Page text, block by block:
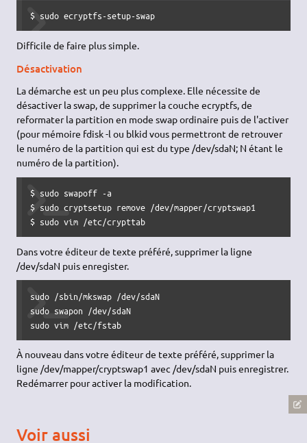
$ sudo ecryptfs-setup-swap
Difficile de faire plus simple.
Désactivation
La démarche est un peu plus complexe. Elle nécessite de
désactiver la swap, de supprimer la couche ecryptfs, de
reformater la partition en mode swap ordinaire puis de l'activer
(pour mémoire fdisk -l ou blkid vous permettront de retrouver
le numéro de la partition qui est du type /dev/sdaN; N étant le
numéro de la partition).
$ sudo swapoff -a
$ sudo cryptsetup remove /dev/mapper/cryptswap1
$ sudo vim /etc/crypttab
Dans votre éditeur de texte préféré, supprimer la ligne
/dev/sdaN puis enregister.
sudo /sbin/mkswap /dev/sdaN
sudo swapon /dev/sdaN
sudo vim /etc/fstab
À nouveau dans votre éditeur de texte préféré, supprimer la
ligne /dev/mapper/cryptswap1 avec /dev/sdaN puis enregistrer.
Redémarrer pour activer la modification.
Voir aussi